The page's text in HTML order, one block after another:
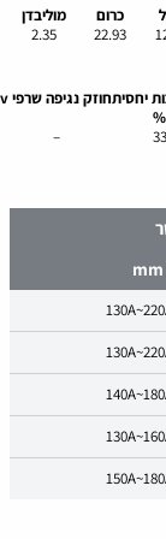
כרום
מוליבדן
22.93
2.35
יחסית
%
חוזק נגיפהשרפי v
33
–